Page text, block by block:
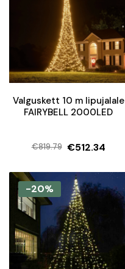
Valguskett 10 m lipujalale
FAIRYBELL 2000LED
€819.79
Algne
hind
oli:
€819.79.
€512.34
Current
price
is:
€512.34.
-20%